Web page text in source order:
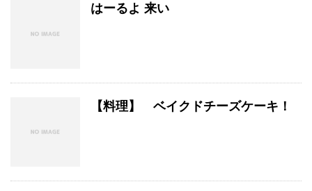
はーるよ 来い
【料理】 ベイクドチーズケーキ！